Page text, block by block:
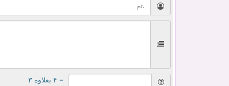
= ۴ بعلاوه ۳